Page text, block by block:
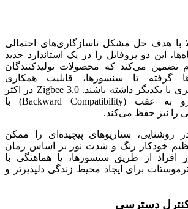
با هدف حل مشکل ناسازگاری‌های احتمالی
این دو پروفایل را در یک استاندارد جدید
تضمین می‌کند که محصولات تولیدکنندگان
گرفته تا سنسورها، قابلیت همکاری
(Interoperability) بالاتری با یکدیگر داشته باشند. Zigbee 3.0 در اکثر
موارد، سازگاری رو به عقب (Backward Compatibility) با
را نیز حفظ می‌کند.
روشنایی، سناریوهای پیچیده‌ای را ممکن
خودکار رنگ و شدت نور بر اساس زمان
از طریق سنسورها، یا هماهنگی با
برای ایجاد محیط زندگی دلپذیرتر و
دسترسی